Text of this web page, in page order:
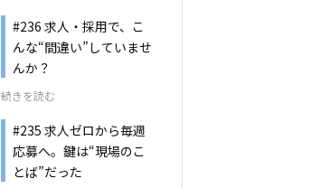
#236 求人・採用で、こ
んな“間違い”していませ
んか？
続きを読む
#235 求人ゼロから毎週
応募へ。鍵は“現場のこ
とば”だった